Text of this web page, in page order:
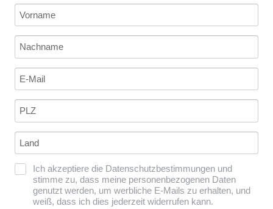
Ich akzeptiere die Datenschutzbestimmungen und
stimme zu, dass meine personenbezogenen Daten
genutzt werden, um werbliche E-Mails zu erhalten, und
weiß, dass ich dies jederzeit widerrufen kann.